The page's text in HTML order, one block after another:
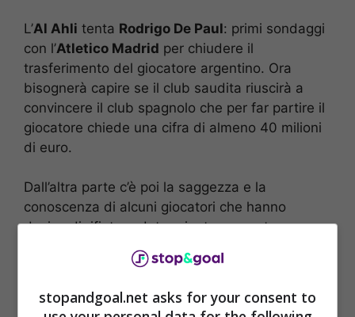
L’Al Ahli tenta Rodrigo De Paul: primi sondaggi
con l’Atletico Madrid per chiudere il
trasferimento del giocatore argentino. Ora
bisognerà capire se il club saudita riuscirà a
convincere il club spagnolo che per far partire il
giocatore chiede una cifra di almeno 40 milioni
di euro.
Dall’altra parte c’è poi la saggezza e la
conoscenza di alcuni giocatori che hanno
deciso di rifiutare determinate proposte
importanti dall’Arabia Saudita, ma per
non ptorebbe essere così. Infatti, ora si deve
avanti il club e come convincere il giocatore con
stopandgoal.net asks for your consent to